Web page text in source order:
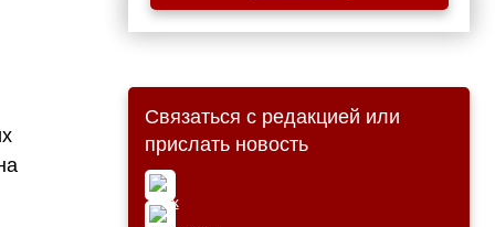
Связаться с редакцией или
прислать новость